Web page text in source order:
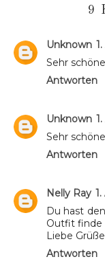
9
Unknown
Sehr
Antworten
Unknown
Sehr
Antworten
Nelly Ray
Du hast
Outfit finde
Liebe
Antworten